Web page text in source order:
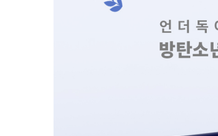
아미의 시간 | 너 | 사우디아라비아에서 미국까지 |
인생, 예술, 수면 | 한 달 | 젊은 슈퍼스타의 초상 |